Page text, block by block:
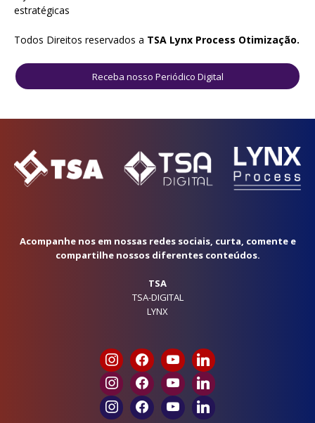
estratégicas
Todos Direitos reservados a TSA Lynx Process Otimização.
Receba nosso Periódico Digital
Acompanhe nos em nossas redes sociais, curta, comente e
compartilhe nossos diferentes conteúdos.
TSA
TSA-DIGITAL
LYNX